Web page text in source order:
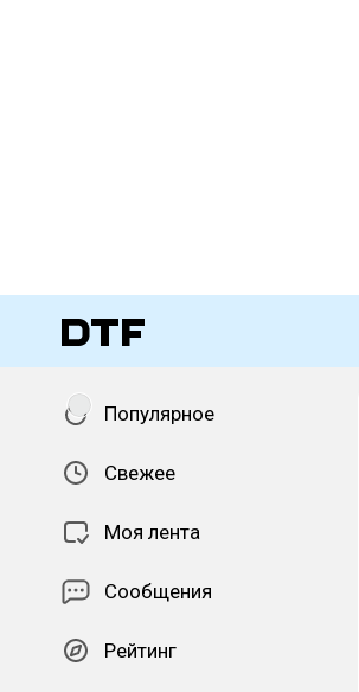
Популярное
Свежее
Моя лента
Сообщения
Рейтинг